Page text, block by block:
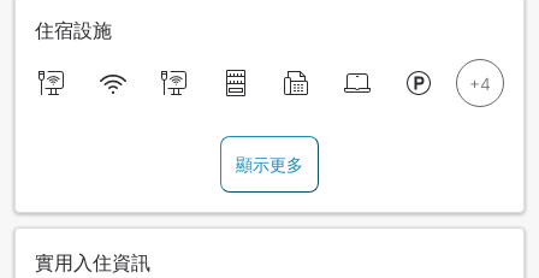
住宿設施
顯示更多
實用入住資訊